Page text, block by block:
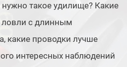
такое удилище? Какие
с длинным
какие проводки лучше
интересных наблюдений